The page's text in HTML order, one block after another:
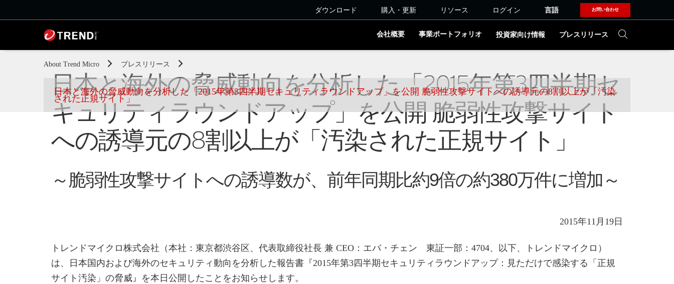
ダウンロード 購入・更新 リソース ログイン 言語 お問い合わせ
会社概要 事業ポートフォリオ 投資家向け情報 プレスリリース
About Trend Micro プレスリリース
日本と海外の脅威動向を分析した「2015年第3四半期セキュリティラウンドアップ」を公開 脆弱性攻撃サイトへの誘導元の8割以上が「汚染
された正規サイト」
日本と海外の脅威動向を分析した「2015年第3四半期セ
キュリティラウンドアップ」を公開 脆弱性攻撃サイト
への誘導元の8割以上が「汚染された正規サイト」
～脆弱性攻撃サイトへの誘導数が、前年同期比約9倍の約380万件に増加～
2015年11月19日
トレンドマイクロ株式会社（本社：東京都渋谷区、代表取締役社長 兼 CEO：エバ・チェン 東証一部：4704、以下、トレンドマイクロ）
は、日本国内および海外のセキュリティ動向を分析した報告書『2015年第3四半期セキュリティラウンドアップ：見ただけで感染する「正規
サイト汚染」の脅威』を本日公開したことをお知らせします。